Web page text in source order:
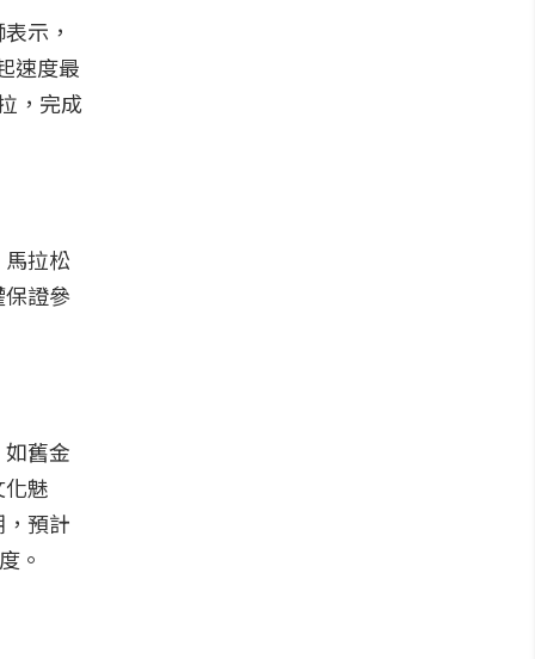
示，
速度最
，完成
拉松
證參
舊金
魅
預計
。